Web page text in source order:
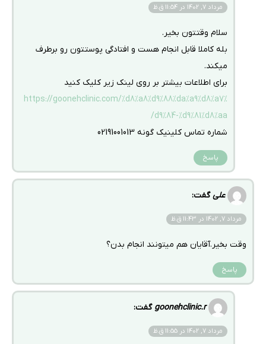
مرداد 7, 1402 در 11:54 ق.ظ
سلام وقتتون بخیر.
بله کاملا قابل انجام هست و افتادگی پوستتون رو برطرف
میکند.
برای اطلاعات بیشتر بر روی لینک زیر کلیک کنید
https://goonehclinic.com/%d8%a8%d9%88%da%a9%d8%a7%
d9%84-%d9%81%d8%aa/
شماره تماس کلینیک گونه 02191001013
پاسخ
علی گفت:
مرداد 7, 1402 در 11:43 ق.ظ
وقت بخیر.آقایان هم میتونند انجام بدن؟
پاسخ
goonehclinic.r گفت:
مرداد 7, 1402 در 11:55 ق.ظ